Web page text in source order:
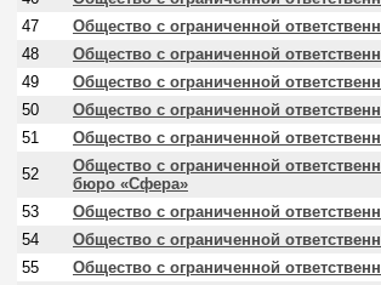
47
Общество с ограниченной
48
Общество с ограниченной
49
Общество с ограниченной
50
Общество с ограниченной
51
Общество с ограниченной
52
Общество с ограниченной
бюро «Сфера»
53
Общество с ограниченной
54
Общество с ограниченной
55
Общество с ограниченной